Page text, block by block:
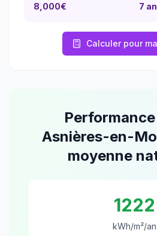
8,000€
7
Calculer pour
Asnières-en-
moyenne
1222
kWh/m²/an